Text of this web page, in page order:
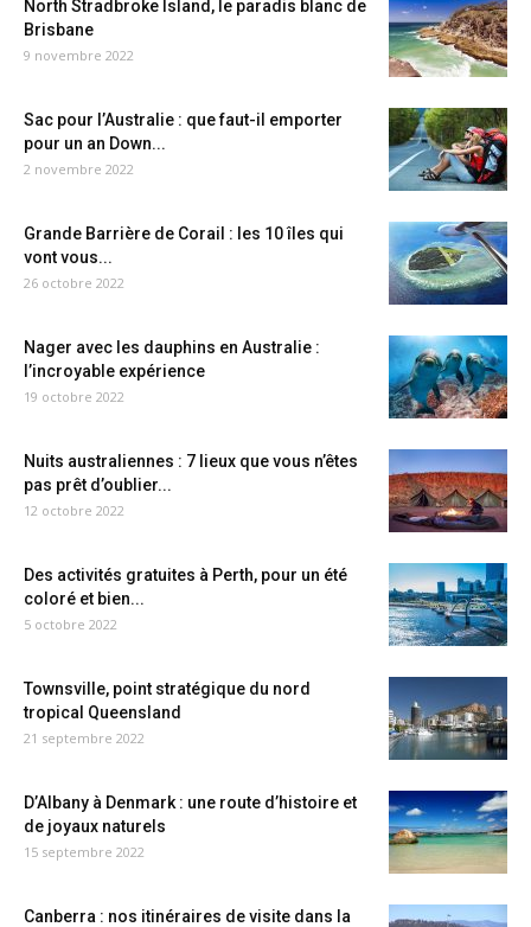
North Stradbroke Island, le paradis blanc de
Brisbane
9 novembre 2022
Sac pour l’Australie : que faut-il emporter
pour un an Down...
2 novembre 2022
Grande Barrière de Corail : les 10 îles qui
vont vous...
26 octobre 2022
Nager avec les dauphins en Australie :
l’incroyable expérience
19 octobre 2022
Nuits australiennes : 7 lieux que vous n’êtes
pas prêt d’oublier...
12 octobre 2022
Des activités gratuites à Perth, pour un été
coloré et bien...
5 octobre 2022
Townsville, point stratégique du nord
tropical Queensland
21 septembre 2022
D’Albany à Denmark : une route d’histoire et
de joyaux naturels
15 septembre 2022
Canberra : nos itinéraires de visite dans la